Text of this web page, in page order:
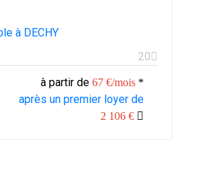
à DECHY
20
à partir de 67 €/mois *
après un premier loyer de
2 106 €